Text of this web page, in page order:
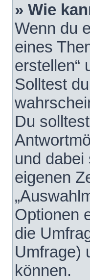
» Wie
Wenn du
eines
erstellen“
Solltest
Du
und
eigenen
Optionen
die
Umfrage)
können.